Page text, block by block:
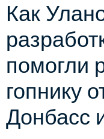
Как
помогли
гопнику
Донбасс